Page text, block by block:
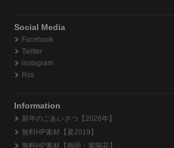
Social Media
Facebook
Twitter
instagram
Rss
Information
新年のごあいさつ【2026年】
無料HP素材【夏2019】
無料HP素材【梅雨・紫陽花】